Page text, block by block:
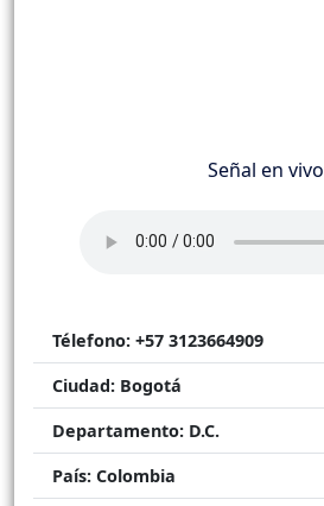
Señal en vivo
Télefono: +57 3123664909
Ciudad: Bogotá
Departamento: D.C.
País: Colombia